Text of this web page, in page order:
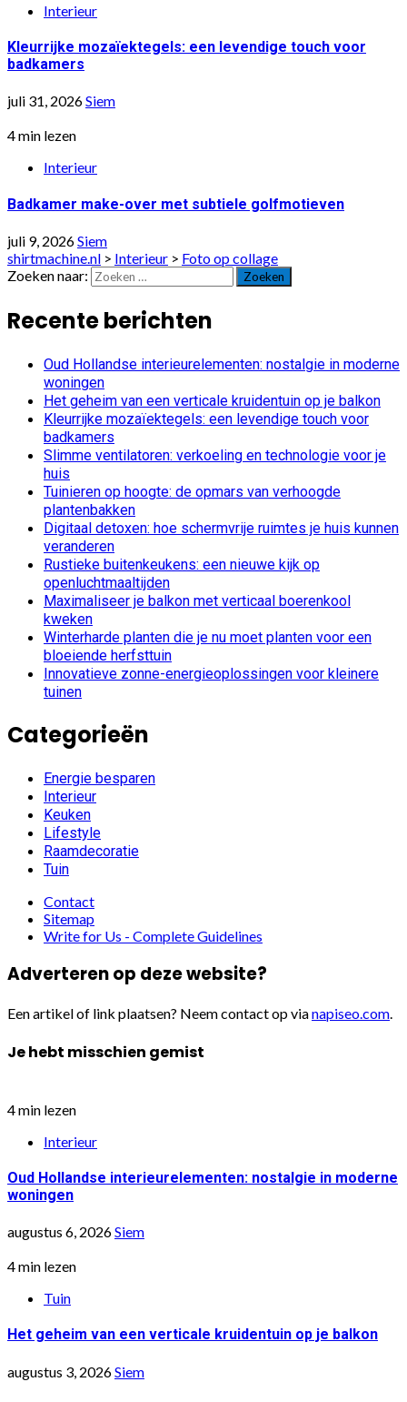
Interieur
Kleurrijke mozaïektegels: een levendige touch voor
badkamers
juli 31, 2026Siem
4 min lezen
Interieur
Badkamer make-over met subtiele golfmotieven
juli 9, 2026Siem
shirtmachine.nl > Interieur > Foto op collage
Zoeken naar:
Recente berichten
Oud Hollandse interieurelementen: nostalgie in moderne
woningen
Het geheim van een verticale kruidentuin op je balkon
Kleurrijke mozaïektegels: een levendige touch voor
badkamers
Slimme ventilatoren: verkoeling en technologie voor je
huis
Tuinieren op hoogte: de opmars van verhoogde
plantenbakken
Digitaal detoxen: hoe schermvrije ruimtes je huis kunnen
veranderen
Rustieke buitenkeukens: een nieuwe kijk op
openluchtmaaltijden
Maximaliseer je balkon met verticaal boerenkool
kweken
Winterharde planten die je nu moet planten voor een
bloeiende herfsttuin
Innovatieve zonne-energieoplossingen voor kleinere
tuinen
Categorieën
Energie besparen
Interieur
Keuken
Lifestyle
Raamdecoratie
Tuin
Contact
Sitemap
Write for Us - Complete Guidelines
Adverteren op deze website?
Een artikel of link plaatsen? Neem contact op vianapiseo.com.
Je hebt misschien gemist
4 min lezen
Interieur
Oud Hollandse interieurelementen: nostalgie in moderne
woningen
augustus 6, 2026Siem
4 min lezen
Tuin
Het geheim van een verticale kruidentuin op je balkon
augustus 3, 2026Siem